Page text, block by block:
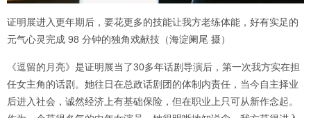
证明展进入更年期后，要花更多的技能让我方老练体能，好有实足的
元气心灵完成 98 分钟的独角戏献技（海淀阑尾 摄）
《逗留的月亮》是证明展当了30多年话剧导演后，第一次我方实在担
任女主角的话剧。她往日在总政话剧团的体制内责任，当今自主择业
后进入社会，诚然经济上有基础保险，但在职业上只可从新作念起。